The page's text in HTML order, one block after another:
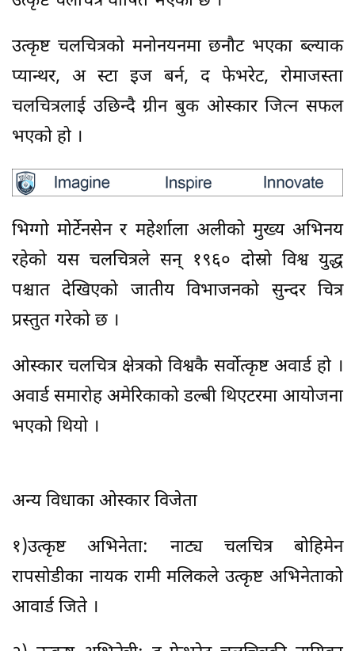
उत्कृष्ट चलचित्रको मनोनयनमा छनौट भएका ब्ल्याक
प्यान्थर, अ स्टा इज बर्न, द फेभरेट, रोमाजस्ता
चलचित्रलाई उछिन्दै ग्रीन बुक ओस्कार जित्न सफल
भएको हो ।
भिग्गो मोर्टेनसेन र महेर्शाला अलीको मुख्य अभिनय
रहेको यस चलचित्रले सन् १९६० दोस्रो विश्व युद्ध
पश्चात देखिएको जातीय विभाजनको सुन्दर चित्र
प्रस्तुत गरेको छ ।
ओस्कार चलचित्र क्षेत्रको विश्वकै सर्वोत्कृष्ट अवार्ड हो ।
अवार्ड समारोह अमेरिकाको डल्बी थिएटरमा आयोजना
भएको थियो ।
अन्य विधाका ओस्कार विजेता
१)उत्कृष्ट अभिनेता: नाट्य चलचित्र बोहिमेन
रापसोडीका नायक रामी मलिकले उत्कृष्ट अभिनेताको
आवार्ड जिते ।